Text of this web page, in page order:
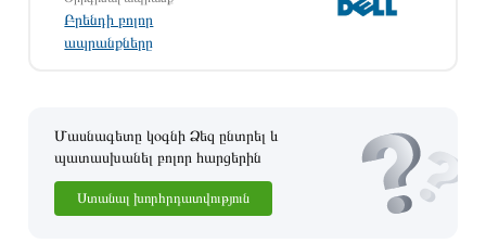
Բրենդի բոլոր
ապրանքները
Մասնագետը կօգնի Ձեզ ընտրել և
պատասխանել բոլոր հարցերին
Ստանալ խորհրդատվություն